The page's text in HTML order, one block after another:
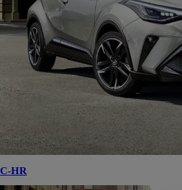
C-HR